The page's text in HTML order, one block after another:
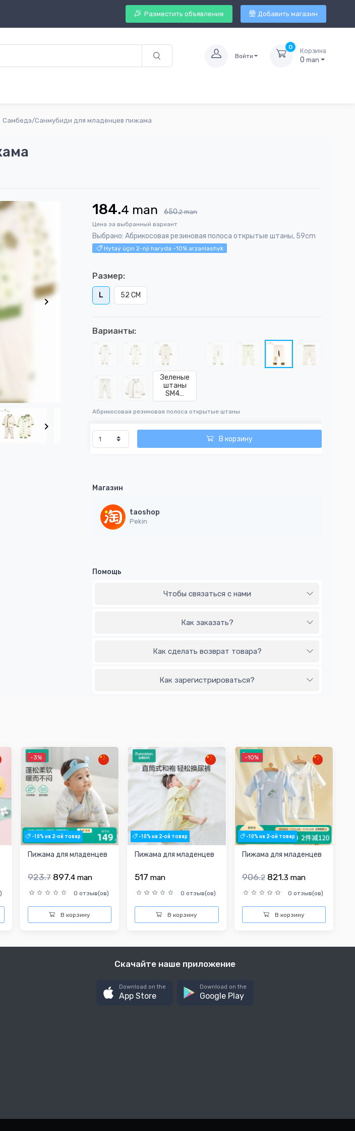
Разместить объявление Добавить магазин
Войти
0
Корзина
0 man
Самбедэ/Санмубиди для младенцев пижама
184.4 man 650.2 man
Цена за выбранный вариант
Выбрано: Абрикосовая резиновая полоса открытые штаны, 59cm
Hytaý üçin 2-nji haryda -10% arzanlashyk
Размер:
L 52 CM
Варианты:
Зеленые
штаны
SM4…
Абрикосовая резиновая полоса открытые штаны
В корзину
Магазин
taoshop
Pekin
Помощь
Чтобы связаться с нами
Как заказать?
Как сделать возврат товара?
Как зарегистрироваться?
-3%
-10% на 2-ой товар
Пижама для младенцев
923.7 897.4 man
0 отзыв(ов)
В корзину
-10% на 2-ой товар
Пижама для младенцев
517man
0 отзыв(ов)
В корзину
-10%
-10% на 2-ой товар
Пижама для младенцев
906.2 821.3 man
0 отзыв(ов)
В корзину
Скачайте наше приложение
Download on the
App Store
Download on the
Google Play